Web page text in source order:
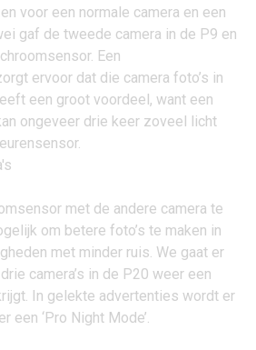
voor een normale camera en een
gaf de tweede camera in de P9 en
Een
ervoor dat die camera foto’s in
een groot voordeel, want een
ongeveer drie keer zoveel licht
met de andere camera te
om betere foto’s te maken in
met minder ruis. We gaat er
camera’s in de P20 weer een
In gelekte advertenties wordt er
een ‘Pro Night Mode’.